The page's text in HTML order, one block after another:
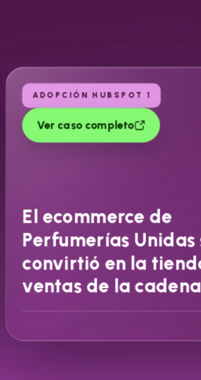
ADOPCIÓN HUBSPOT 1
Ver caso completo
El ecommerce de
Perfumerías Unidas
convirtió en la
ventas de la cadena